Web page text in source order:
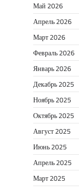
Май 2026
Апрель 2026
Март 2026
Февраль 2026
Январь 2026
Декабрь 2025
Ноябрь 2025
Октябрь 2025
Август 2025
Июнь 2025
Апрель 2025
Март 2025